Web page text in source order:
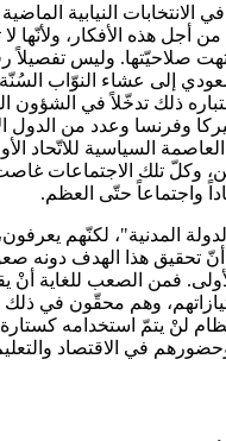
الانتخابات النيابية
من أجل هذه الأفكار، ولأنّها
صلاحيّتها. وليس تفصيلاً
إلى عشاء النوّاب
ذلك تدخّلاً في الشؤون
وفرنسا وعدد من الدول
السياسية للاتّحاد
وكلّ تلك الاجتماعات
واجتماعاً حتّى العظم.
المدنية"، لكنّهم
أنّ تحقيق هذا الهدف دونه
فمن الصعب للغاية أنْ
وهم محقّون في ذلك
لنْ يتمّ استخدامه
في الاقتصاد